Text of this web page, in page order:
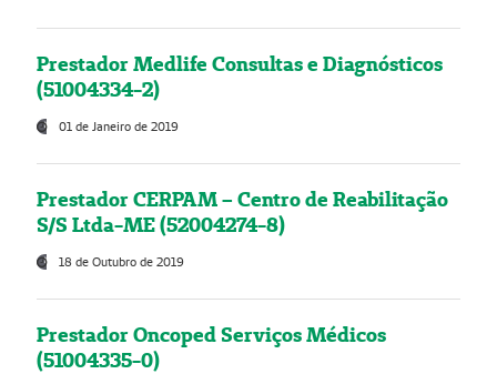
Prestador Medlife Consultas e Diagnósticos
(51004334-2)
01 de Janeiro de 2019
Prestador CERPAM – Centro de Reabilitação
S/S Ltda-ME (52004274-8)
18 de Outubro de 2019
Prestador Oncoped Serviços Médicos
(51004335-0)